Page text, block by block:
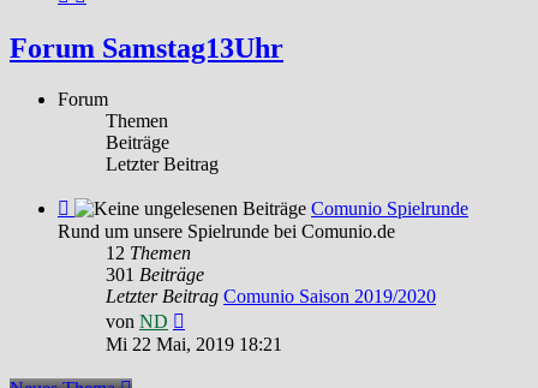
Forum Samstag13Uhr
Forum
Themen
Beiträge
Letzter Beitrag
Feed
-
Comunio
Spielrunde
Comunio Spielrunde
Rund um unsere Spielrunde bei Comunio.de
12 Themen
301 Beiträge
Letzter Beitrag Comunio Saison 2019/2020
von ND
Beitrag
Mi 22 Mai, 2019 18:21